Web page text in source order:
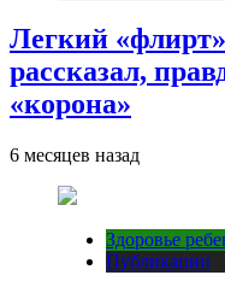
Легкий
рассказал,
«корона»
6 месяцев назад
Здоровье
Публикации